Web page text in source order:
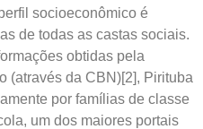
socioeconômico é
de todas as castas sociais.
obtidas pela
(através da CBN)[2], Pirituba
por famílias de classe
um dos maiores portais